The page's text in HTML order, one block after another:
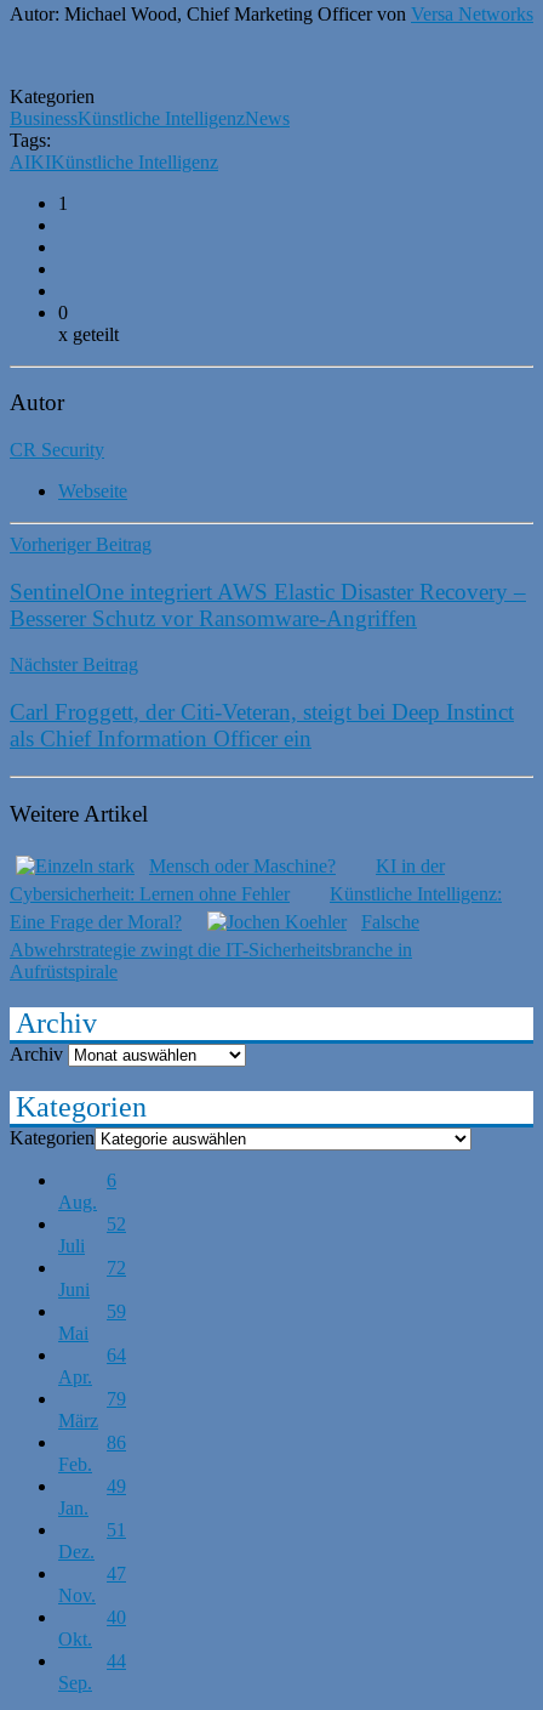
Autor: Michael Wood, Chief Marketing Officer von Versa Networks
Kategorien
BusinessKünstliche IntelligenzNews
Tags:
AIKIKünstliche Intelligenz
1
0
x geteilt
Autor
CR Security
Webseite
Vorheriger Beitrag
SentinelOne integriert AWS Elastic Disaster Recovery –
Besserer Schutz vor Ransomware-Angriffen
Nächster Beitrag
Carl Froggett, der Citi-Veteran, steigt bei Deep Instinct
als Chief Information Officer ein
Weitere Artikel
Mensch oder Maschine?
KI in der
Cybersicherheit: Lernen ohne Fehler
Künstliche Intelligenz:
Eine Frage der Moral?
Falsche
Abwehrstrategie zwingt die IT-Sicherheitsbranche in
Aufrüstspirale
Archiv
Archiv
Kategorien
Kategorien
6
Aug.
52
Juli
72
Juni
59
Mai
64
Apr.
79
März
86
Feb.
49
Jan.
51
Dez.
47
Nov.
40
Okt.
44
Sep.